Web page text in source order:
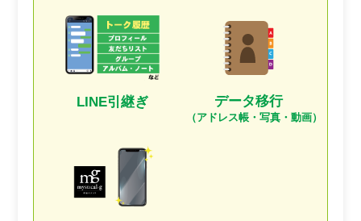
LINE引継ぎ データ移行
（アドレス帳・写真・動画）